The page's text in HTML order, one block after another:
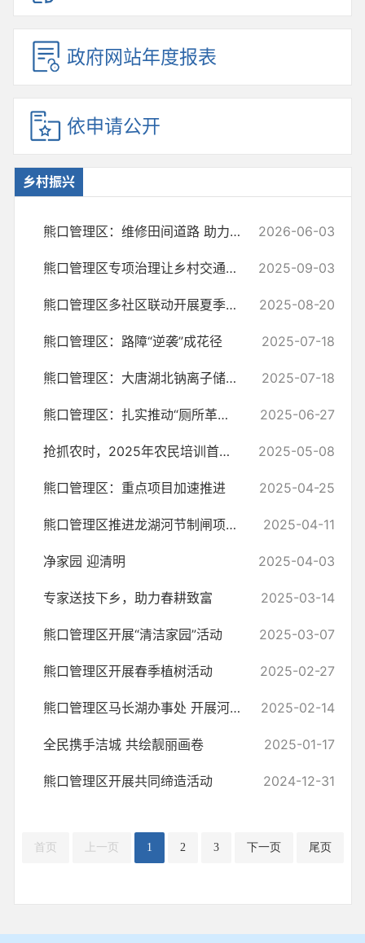
政府网站年度报表
依申请公开
乡村振兴
熊口管理区：维修田间道路 助力农业生产 2026-06-03
熊口管理区专项治理让乡村交通更顺畅 2025-09-03
熊口管理区多社区联动开展夏季灭蚊行动 2025-08-20
熊口管理区：路障“逆袭”成花径 2025-07-18
熊口管理区：大唐湖北钠离子储能电站项目 顺利通过验收 2025-07-18
熊口管理区：扎实推动“厕所革命” 刷新乡村新颜值 2025-06-27
抢抓农时，2025年农民培训首次开班 2025-05-08
熊口管理区：重点项目加速推进 2025-04-25
熊口管理区推进龙湖河节制闸项目——助力民生与春耕 2025-04-11
净家园 迎清明 2025-04-03
专家送技下乡，助力春耕致富 2025-03-14
熊口管理区开展“清洁家园”活动 2025-03-07
熊口管理区开展春季植树活动 2025-02-27
熊口管理区马长湖办事处 开展河渠清理行动 2025-02-14
全民携手洁城 共绘靓丽画卷 2025-01-17
熊口管理区开展共同缔造活动 2024-12-31
首页 上一页 1 2 3 下一页 尾页